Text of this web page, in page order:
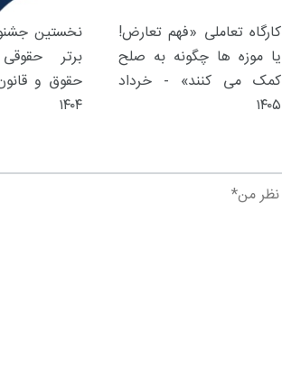
کارگاه تعاملی «فهم تعارض!
یا موزه ها چگونه به صلح
کمک می کنند» - خرداد
۱۴۰۵
نخستین
برتر
حقوق و
۱۴۰۴